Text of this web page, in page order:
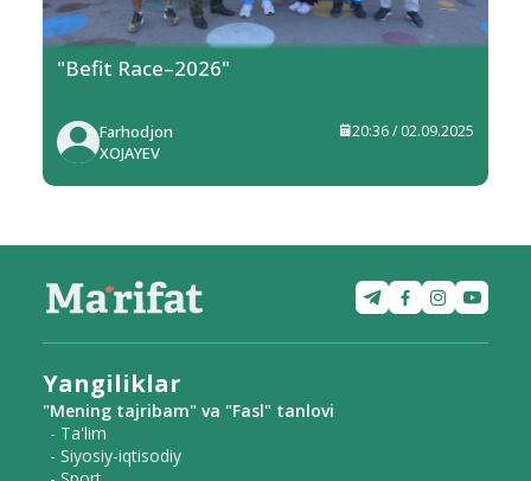
"Befit Race–2026"
Farhodjon
XOJAYEV
20:36 / 02.09.2025
Yangiliklar
"Mening tajribam" va "Fasl" tanlovi
- Ta'lim
- Siyosiy-iqtisodiy